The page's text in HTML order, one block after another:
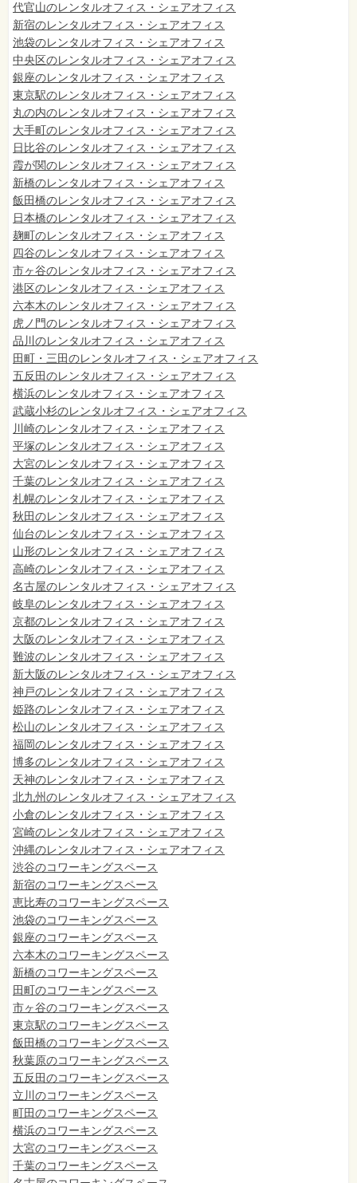
代官山のレンタルオフィス・シェアオフィス
新宿のレンタルオフィス・シェアオフィス
池袋のレンタルオフィス・シェアオフィス
中央区のレンタルオフィス・シェアオフィス
銀座のレンタルオフィス・シェアオフィス
東京駅のレンタルオフィス・シェアオフィス
丸の内のレンタルオフィス・シェアオフィス
大手町のレンタルオフィス・シェアオフィス
日比谷のレンタルオフィス・シェアオフィス
霞が関のレンタルオフィス・シェアオフィス
新橋のレンタルオフィス・シェアオフィス
飯田橋のレンタルオフィス・シェアオフィス
日本橋のレンタルオフィス・シェアオフィス
麹町のレンタルオフィス・シェアオフィス
四谷のレンタルオフィス・シェアオフィス
市ヶ谷のレンタルオフィス・シェアオフィス
港区のレンタルオフィス・シェアオフィス
六本木のレンタルオフィス・シェアオフィス
虎ノ門のレンタルオフィス・シェアオフィス
品川のレンタルオフィス・シェアオフィス
田町・三田のレンタルオフィス・シェアオフィス
五反田のレンタルオフィス・シェアオフィス
横浜のレンタルオフィス・シェアオフィス
武蔵小杉のレンタルオフィス・シェアオフィス
川崎のレンタルオフィス・シェアオフィス
平塚のレンタルオフィス・シェアオフィス
大宮のレンタルオフィス・シェアオフィス
千葉のレンタルオフィス・シェアオフィス
札幌のレンタルオフィス・シェアオフィス
秋田のレンタルオフィス・シェアオフィス
仙台のレンタルオフィス・シェアオフィス
山形のレンタルオフィス・シェアオフィス
高崎のレンタルオフィス・シェアオフィス
名古屋のレンタルオフィス・シェアオフィス
岐阜のレンタルオフィス・シェアオフィス
京都のレンタルオフィス・シェアオフィス
大阪のレンタルオフィス・シェアオフィス
難波のレンタルオフィス・シェアオフィス
新大阪のレンタルオフィス・シェアオフィス
神戸のレンタルオフィス・シェアオフィス
姫路のレンタルオフィス・シェアオフィス
松山のレンタルオフィス・シェアオフィス
福岡のレンタルオフィス・シェアオフィス
博多のレンタルオフィス・シェアオフィス
天神のレンタルオフィス・シェアオフィス
北九州のレンタルオフィス・シェアオフィス
小倉のレンタルオフィス・シェアオフィス
宮崎のレンタルオフィス・シェアオフィス
沖縄のレンタルオフィス・シェアオフィス
渋谷のコワーキングスペース
新宿のコワーキングスペース
恵比寿のコワーキングスペース
池袋のコワーキングスペース
銀座のコワーキングスペース
六本木のコワーキングスペース
新橋のコワーキングスペース
田町のコワーキングスペース
市ヶ谷のコワーキングスペース
東京駅のコワーキングスペース
飯田橋のコワーキングスペース
秋葉原のコワーキングスペース
五反田のコワーキングスペース
立川のコワーキングスペース
町田のコワーキングスペース
横浜のコワーキングスペース
大宮のコワーキングスペース
千葉のコワーキングスペース